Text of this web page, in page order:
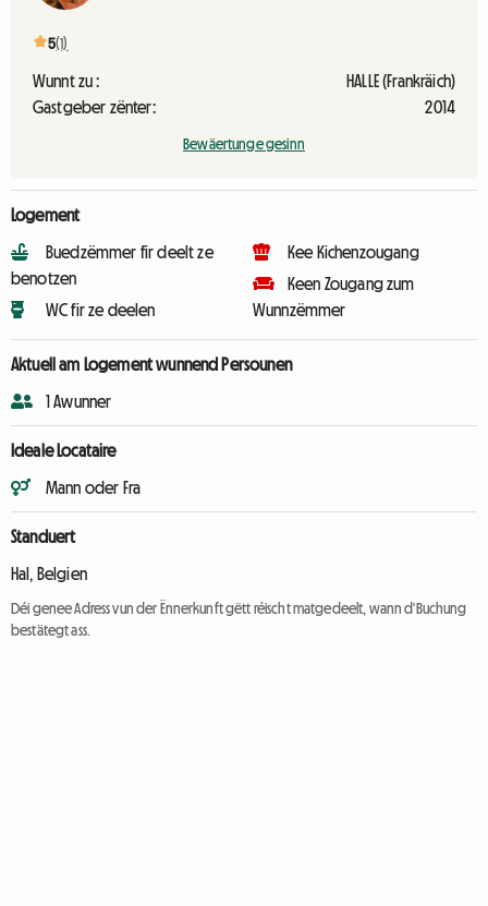
5(1)
Wunnt zu :
HALLE (Frankräich)
Gastgeber zënter:
2014
Bewäertunge gesinn
Logement
Buedzëmmer fir deelt ze
benotzen
WC fir ze deelen
Kee Kichenzougang
Keen Zougang zum
Wunnzëmmer
Aktuell am Logement wunnend Persounen
1 Awunner
Ideale Locataire
Mann oder Fra
Standuert
Hal, Belgien
Déi genee Adress vun der Ënnerkunft gëtt réischt matgedeelt, wann d'Buchung
bestätegt ass.